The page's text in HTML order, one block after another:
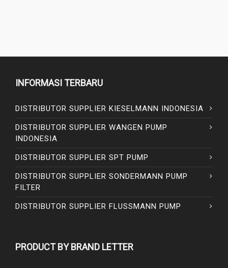
INFORMASI TERBARU
DISTRIBUTOR SUPPLIER KIESELMANN INDONESIA
DISTRIBUTOR SUPPLIER WANGEN PUMP
INDONESIA
DISTRIBUTOR SUPPLIER SPT PUMP
DISTRIBUTOR SUPPLIER SONDERMANN PUMP
FILTER
DISTRIBUTOR SUPPLIER FLUSSMANN PUMP
PRODUCT BY BRAND LETTER